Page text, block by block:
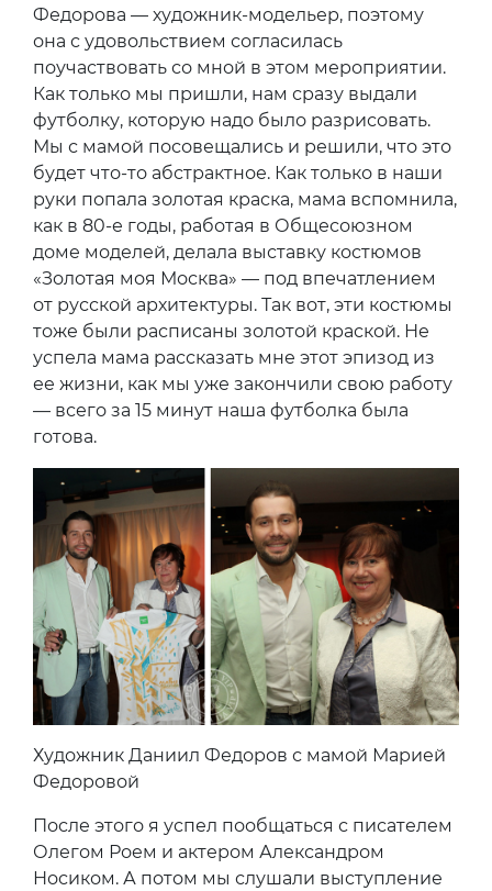
Федорова — художник-модельер, поэтому
она с удовольствием согласилась
поучаствовать со мной в этом мероприятии.
Как только мы пришли, нам сразу выдали
футболку, которую надо было разрисовать.
Мы с мамой посовещались и решили, что это
будет что-то абстрактное. Как только в наши
руки попала золотая краска, мама вспомнила,
как в 80-е годы, работая в Общесоюзном
доме моделей, делала выставку костюмов
«Золотая моя Москва» — под впечатлением
от русской архитектуры. Так вот, эти костюмы
тоже были расписаны золотой краской. Не
успела мама рассказать мне этот эпизод из
ее жизни, как мы уже закончили свою работу
— всего за 15 минут наша футболка была
готова.
Художник Даниил Федоров с мамой Марией
Федоровой
После этого я успел пообщаться с писателем
Олегом Роем и актером Александром
Носиком. А потом мы слушали выступление